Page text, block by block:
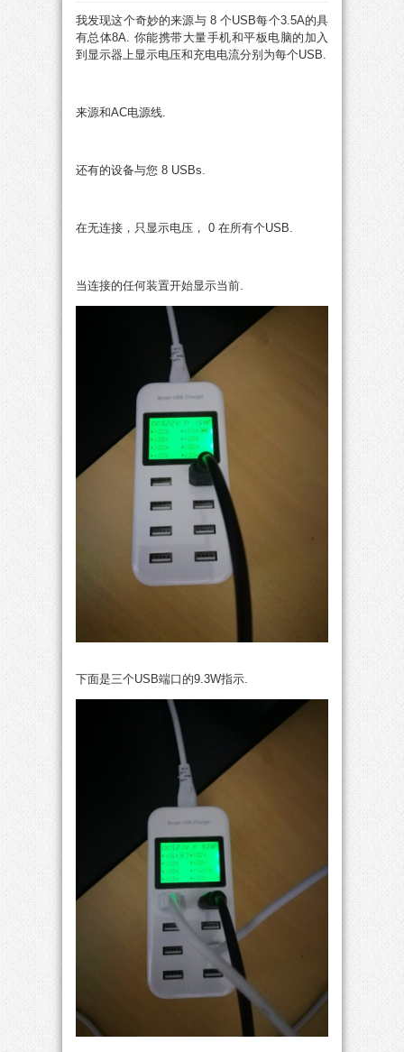
我发现这个奇妙的来源与 8 个USB每个3.5A的具
有总体8A. 你能携带大量手机和平板电脑的加入
到显示器上显示电压和充电电流分别为每个USB.
来源和AC电源线.
还有的设备与您 8 USBs.
在无连接，只显示电压， 0 在所有个USB.
当连接的任何装置开始显示当前.
下面是三个USB端口的9.3W指示.